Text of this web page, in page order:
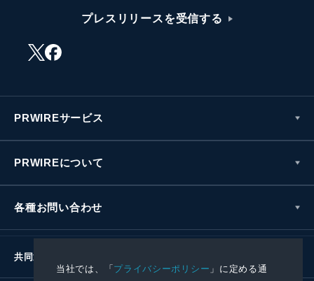
当社では、「プライバシーポリシー 」に定める通
プレスリリースを受信する
PRWIREサービス
PRWIREについて
各種お問い合わせ
共同通信社グループ